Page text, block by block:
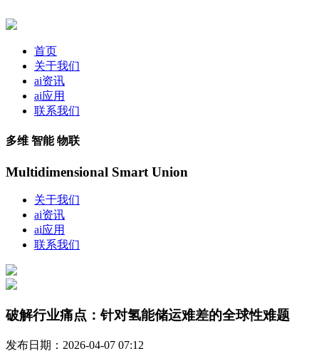
首页
关于我们
ai资讯
ai应用
联系我们
多维 智能 物联
Multidimensional Smart Union
关于我们
ai资讯
ai应用
联系我们
破解行业痛点：针对氢能储运难差的全球性难题
发布日期：2026-04-07 07:12